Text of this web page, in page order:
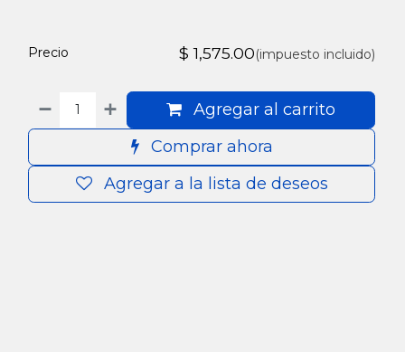
Agregar al carrito
Comprar ahora
Agregar a la lista de deseos
Precio $1,575.00(impuesto incluido)